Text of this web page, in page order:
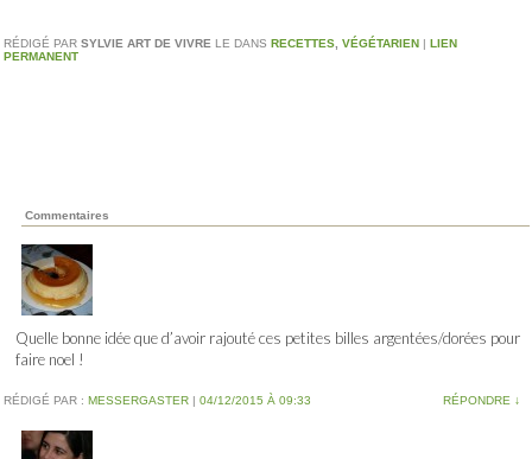
RÉDIGÉ PAR SYLVIE ART DE VIVRE LE DANS RECETTES VÉGÉTARIEN | LIEN
PERMANENT
Commentaires
Quelle bonne idée que d’avoir rajouté ces petites billes argentées/dorées pour
faire noel !
RÉDIGÉ PAR : MESSERGASTER | 04/12/2015 À 09:33 RÉPONDRE ↓